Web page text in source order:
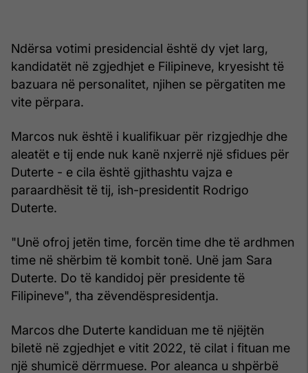
Ndërsa votimi presidencial është dy vjet larg,
kandidatët në zgjedhjet e Filipineve, kryesisht të
bazuara në personalitet, njihen se përgatiten me
vite përpara.
Marcos nuk është i kualifikuar për rizgjedhje dhe
aleatët e tij ende nuk kanë nxjerrë një sfidues për
Duterte - e cila është gjithashtu vajza e
paraardhësit të tij, ish-presidentit Rodrigo
Duterte.
"Unë ofroj jetën time, forcën time dhe të ardhmen
time në shërbim të kombit tonë. Unë jam Sara
Duterte. Do të kandidoj për presidente të
Filipineve", tha zëvendëspresidentja.
Marcos dhe Duterte kandiduan me të njëjtën
biletë në zgjedhjet e vitit 2022, të cilat i fituan me
një shumicë dërrmuese. Por aleanca u shpërbë